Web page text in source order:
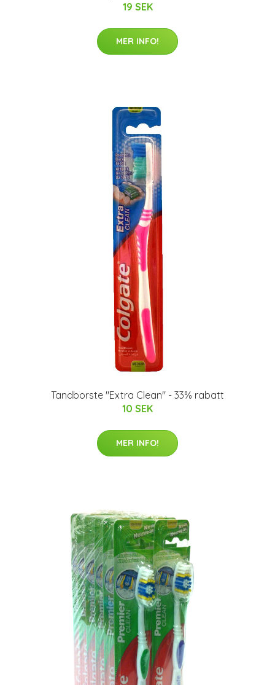
19 SEK
MER INFO!
Tandborste "Extra Clean" - 33% rabatt
10 SEK
MER INFO!